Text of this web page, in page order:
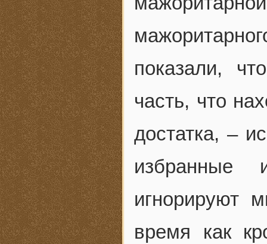
показали,
часть, что
достатка, –
избранные
игнорируют
время как